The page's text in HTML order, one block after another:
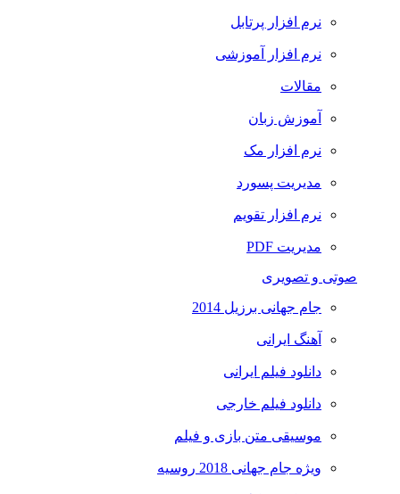
نرم افزار پرتابل
نرم افزار آموزشی
مقالات
آموزش زبان
نرم افزار مک
مدیریت پسورد
نرم افزار تقویم
مدیریت PDF
صوتی و تصویری
جام جهانی برزیل 2014
آهنگ ایرانی
دانلود فیلم ایرانی
دانلود فیلم خارجی
موسیقی متن بازی و فیلم
ویژه جام جهانی 2018 روسیه